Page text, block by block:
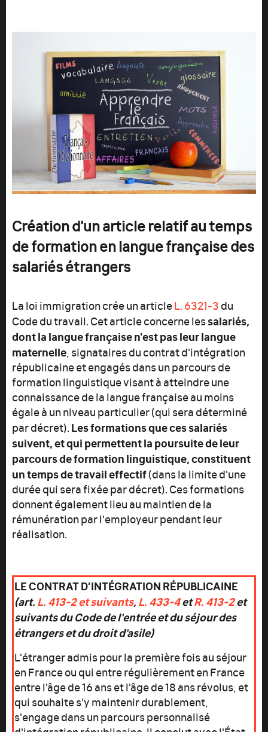
Création d'un article relatif au temps
de formation en langue française des
salariés étrangers
La loi immigration crée un articleL. 6321‑3du
Code du travail. Cet article concerne lessalariés,
dont la langue française n'est pas leur langue
maternelle , signataires du contrat d'intégration
républicaine et engagés dans un parcours de
formation linguistique visant à atteindre une
connaissance de la langue française au moins
égale à un niveau particulier (qui sera déterminé
par décret).Les formations que ces salariés
suivent, et qui permettent la poursuite de leur
parcours de formation linguistique, constituent
un temps de travail effectif(dans la limite d'une
durée qui sera fixée par décret). Ces formations
donnent également lieu au maintien de la
rémunération par l'employeur pendant leur
réalisation.
LE CONTRAT D’INTÉGRATION RÉPUBLICAINE
(art.L. 413‑2 et suivants,L. 433-4etR. 413-2et
suivants du Code de l'entrée et du séjour des
étrangers et du droit d'asile)
L'étranger admis pour la première fois au séjour
en France ou qui entre régulièrement en France
entre l'âge de 16 ans et l'âge de 18 ans révolus, et
qui souhaite s'y maintenir durablement,
s'engage dans un parcours personnalisé